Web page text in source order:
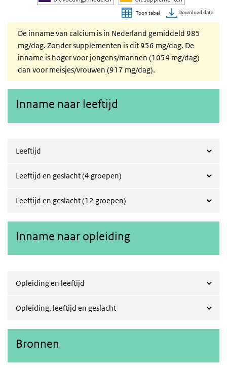
Toon tabel Download data
De inname van calcium is in Nederland gemiddeld 985
mg/dag. Zonder supplementen is dit 956 mg/dag. De
inname is hoger voor jongens/mannen (1054 mg/dag)
dan voor meisjes/vrouwen (917 mg/dag).
Inname naar leeftijd
Leeftijd
Leeftijd en geslacht (4 groepen)
Leeftijd en geslacht (12 groepen)
Inname naar opleiding
Opleiding en leeftijd
Opleiding, leeftijd en geslacht
Bronnen